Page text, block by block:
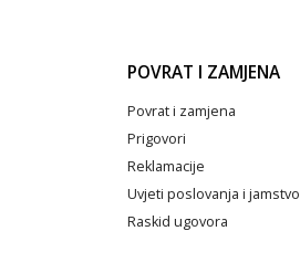
POVRAT I ZAMJENA
Povrat i zamjena
Prigovori
Reklamacije
Uvjeti poslovanja i jamstvo
Raskid ugovora